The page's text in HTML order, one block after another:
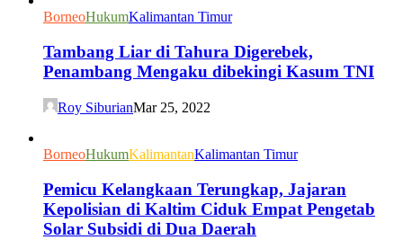
BorneoHukumKalimantan Timur
Tambang Liar di Tahura Digerebek,
Penambang Mengaku dibekingi Kasum TNI
Roy SiburianMar 25, 2022
BorneoHukumKalimantanKalimantan Timur
Pemicu Kelangkaan Terungkap, Jajaran
Kepolisian di Kaltim Ciduk Empat Pengetab
Solar Subsidi di Dua Daerah